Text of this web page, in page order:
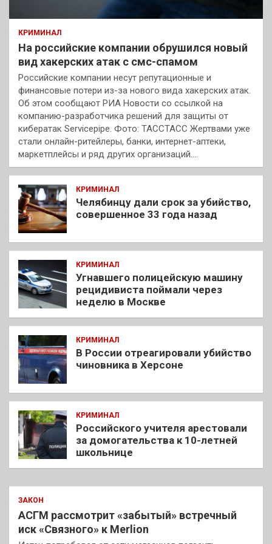
КРИМИНАЛ
На российские компании обрушился новый
вид хакерских атак с смс-спамом
Российские компании несут репутационные и
финансовые потери из-за нового вида хакерских атак.
Об этом сообщают РИА Новости со ссылкой на
компанию-разработчика решений для защиты от
кибератак Servicepipe. Фото: ТАССТАСС Жертвами уже
стали онлайн-ритейлеры, банки, интернет-аптеки,
маркетплейсы и ряд других организаций.…
КРИМИНАЛ
Челябинцу дали срок за убийство,
совершенное 33 года назад
КРИМИНАЛ
Угнавшего полицейскую машину
рецидивиста поймали через
неделю в Москве
КРИМИНАЛ
В России отреагировали убийство
чиновника в Херсоне
КРИМИНАЛ
Российского учителя арестовали
за домогательства к 10-летней
школьнице
ЗАКОН
АСГМ рассмотрит «забытый» встречный
иск «Связного» к Merlion